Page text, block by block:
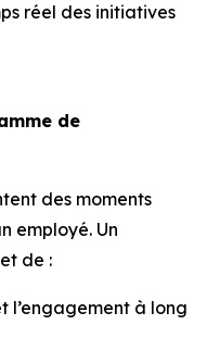
réel des initiatives
de
des moments
employé. Un
de :
l’engagement à long